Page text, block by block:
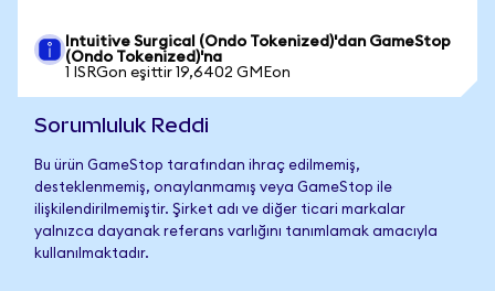
Intuitive Surgical (Ondo Tokenized)'dan GameStop
(Ondo Tokenized)'na
1 ISRGon eşittir 19,6402 GMEon
Sorumluluk Reddi
Bu ürün GameStop tarafından ihraç edilmemiş,
desteklenmemiş, onaylanmamış veya GameStop ile
ilişkilendirilmemiştir. Şirket adı ve diğer ticari markalar
yalnızca dayanak referans varlığını tanımlamak amacıyla
kullanılmaktadır.